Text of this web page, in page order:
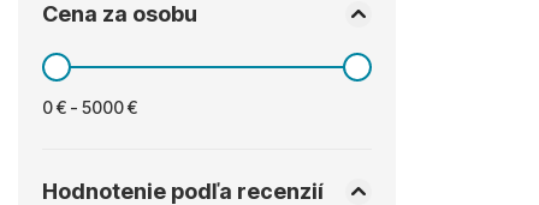
Cena za osobu
0 € - 5000 €
Hodnotenie podľa recenzií